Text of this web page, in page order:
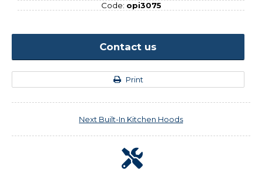
Code: opi3075
Contact us
Print
Next Built-In Kitchen Hoods